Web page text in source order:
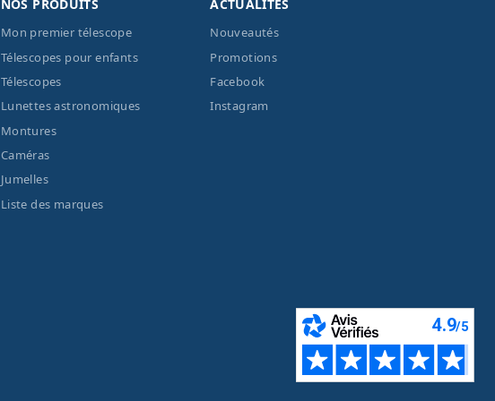
NOS PRODUITS
Mon premier télescope
Télescopes pour enfants
Télescopes
Lunettes astronomiques
Montures
Caméras
Jumelles
Liste des marques
ACTUALITÉS
Nouveautés
Promotions
Facebook
Instagram